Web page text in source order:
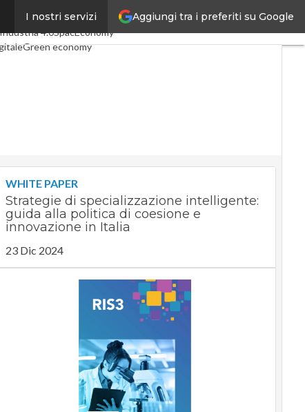
Aggiungi tra i preferiti su Google
I nostri servizi
articoli Digital Economy
Industria 4.0SpacEconomy
Green economy
WHITE PAPER
Strategie di specializzazione intelligente:
guida alla politica di coesione e
innovazione in Italia
23 Dic 2024